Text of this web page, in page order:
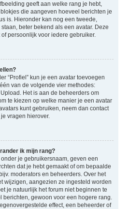
geeft aan welke rang je hebt,
die aangeven hoeveel berichten je
is. Hieronder kan nog een tweede,
beter bekend als een avatar. Deze
persoonlijk voor iedere gebruiker.
“Profiel” kun je een avatar toevoegen
van de volgende vier methodes:
Het is aan de beheerders om
te kiezen op welke manier je een avatar
kunt gebruiken, neem dan contact
vragen hierover.
ik mijn rang?
je gebruikersnaam, geven een
dat je hebt gemaakt of om bepaalde
moderators en beheerders. Over het
wijzigen, aangezien ze ingesteld worden
je natuurlijk het forum niet beginnen te
berichten, gewoon voor een hogere rang.
effect, een beheerder of